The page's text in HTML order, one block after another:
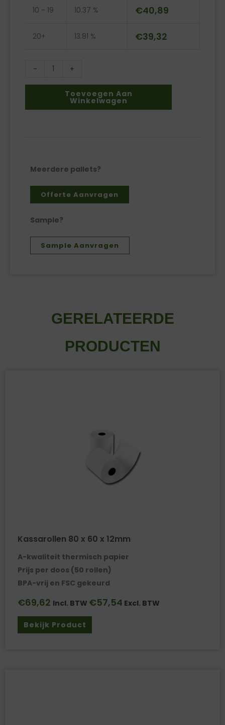
10 - 19 10.37 % €40,89
20+ 13.81 % €39,32
- +
Toevoegen Aan
Winkelwagen
Meerdere pallets?
Offerte Aanvragen
Sample?
Sample Aanvragen
GERELATEERDE
PRODUCTEN
Kassarollen 80 x 60 x 12mm
A-kwaliteit thermisch papier
Prijs per doos (50 rollen)
BPA-vrij en FSC gekeurd
€69,62 Incl. BTW €57,54 Excl. BTW
Bekijk Product